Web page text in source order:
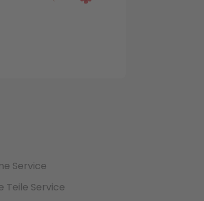
Service
Teile Service